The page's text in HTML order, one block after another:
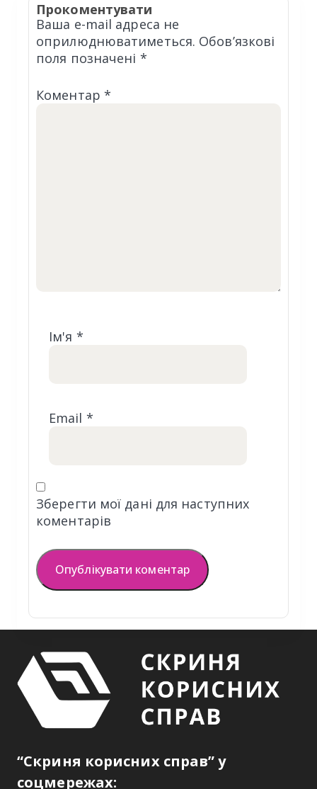
Прокоментувати
Ваша e-mail адреса не
оприлюднюватиметься. Обов’язкові
поля позначені *
Коментар *
Ім'я *
Email *
Зберегти мої дані для наступних
коментарів
“Скриня корисних справ” у
соцмережах: